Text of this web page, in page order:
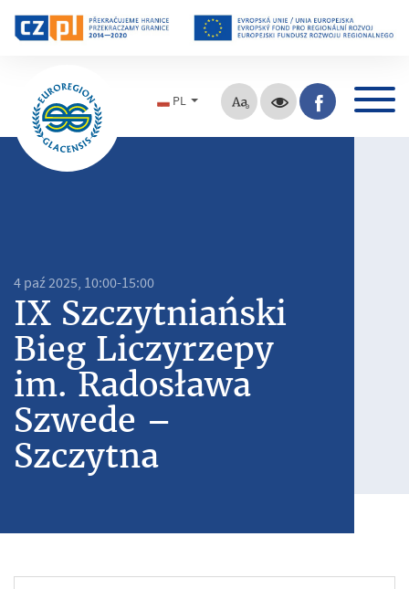
PL
4 paź 2025, 10:00-15:00
IX Szczytniański
Bieg Liczyrzepy
im. Radosława
Szwede –
Szczytna